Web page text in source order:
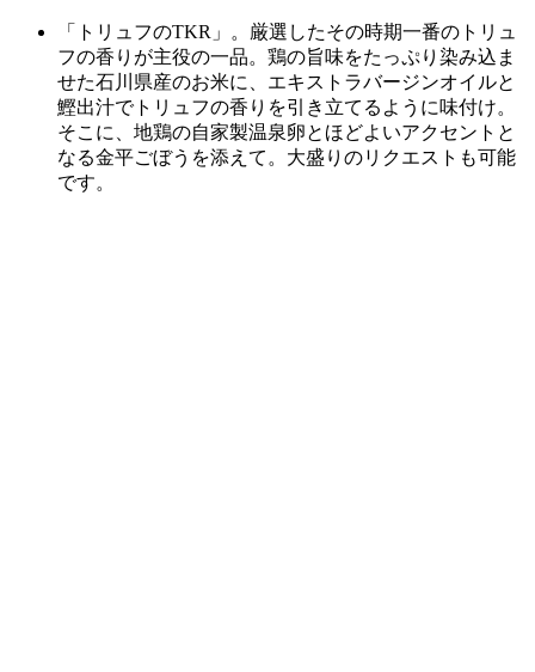
「トリュフのTKR」。厳選したその時期一番のトリュ
フの香りが主役の一品。鶏の旨味をたっぷり染み込ま
せた石川県産のお米に、エキストラバージンオイルと
鰹出汁でトリュフの香りを引き立てるように味付け。
そこに、地鶏の自家製温泉卵とほどよいアクセントと
なる金平ごぼうを添えて。大盛りのリクエストも可能
です。